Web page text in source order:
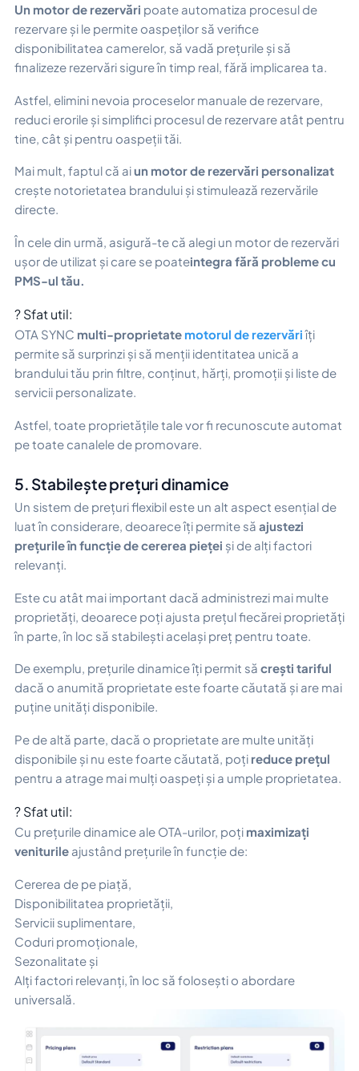
Un motor de rezervări poate automatiza procesul de
rezervare și le permite oaspeților să verifice
disponibilitatea camerelor, să vadă prețurile și să
finalizeze rezervări sigure în timp real, fără implicarea ta.
Astfel, elimini nevoia proceselor manuale de rezervare,
reduci erorile și simplifici procesul de rezervare atât pentru
tine, cât și pentru oaspeții tăi.
Mai mult, faptul că aiun motor de rezervări personalizat
crește notorietatea brandului și stimulează rezervările
directe.
În cele din urmă, asigură-te că alegi un motor de rezervări
ușor de utilizat și care se poateintegra fără probleme cu
PMS-ul tău.
? Sfat util:
OTA SYNC multi-proprietate motorul de rezervăriîți
permite să surprinzi și să menții identitatea unică a
brandului tău prin filtre, conținut, hărți, promoții și liste de
servicii personalizate.
Astfel, toate proprietățile tale vor fi recunoscute automat
pe toate canalele de promovare.
5. Stabilește prețuri dinamice
Un sistem de prețuri flexibil este un alt aspect esențial de
luat în considerare, deoarece îți permite să ajustezi
prețurile în funcție de cererea pieței și de alți factori
relevanți.
Este cu atât mai important dacă administrezi mai multe
proprietăți, deoarece poți ajusta prețul fiecărei proprietăți
în parte, în loc să stabilești același preț pentru toate.
De exemplu, prețurile dinamice îți permit să crești tariful
dacă o anumită proprietate este foarte căutată și are mai
puține unități disponibile.
Pe de altă parte, dacă o proprietate are multe unități
disponibile și nu este foarte căutată, poți reduce prețul
pentru a atrage mai mulți oaspeți și a umple proprietatea.
? Sfat util:
Cu prețurile dinamice ale OTA-urilor, poți maximizați
veniturile ajustând prețurile în funcție de:
Cererea de pe piață,
Disponibilitatea proprietății,
Servicii suplimentare,
Coduri promoționale,
Sezonalitate și
Alți factori relevanți, în loc să folosești o abordare
universală.